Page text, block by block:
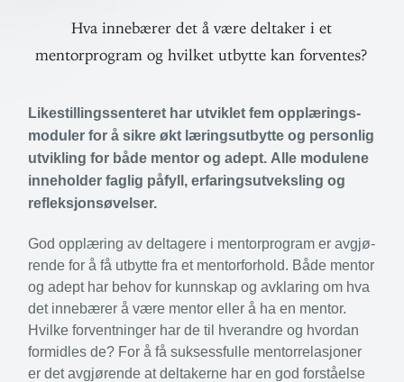
Hva innebærer det å være deltaker i et
mentorprogram og hvilket utbytte kan forventes?
Like­stil­lings­sen­teret har utviklet fem opp­læ­rings­
mo­duler for å sikre økt lærings­ut­bytte og per­sonlig
utvikling for både mentor og adept. Alle modulene
inne­holder faglig påfyll, erfa­rings­ut­veksling og
refleksjonsøvelser.
God opp­læring av del­tagere i mentor­program er avgjø­
rende for å få utbytte fra et mentor­forhold. Både mentor
og adept har behov for kunnskap og avklaring om hva
det inne­bærer å være mentor eller å ha en mentor.
Hvilke for­vent­ninger har de til hver­andre og hvordan
for­midles de? For å få suk­sess­fulle mentor­re­la­sjoner
er det avgjø­rende at del­ta­kerne har en god for­ståelse